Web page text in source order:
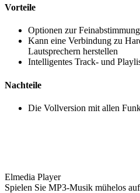
Vorteile
Optionen zur
Kann eine Verbindung zu
Lautsprechern herstellen
Intelligentes Track- und
Nachteile
Die Vollversion mit allen
Elmedia Player
Spielen Sie MP3-Musik mühelos